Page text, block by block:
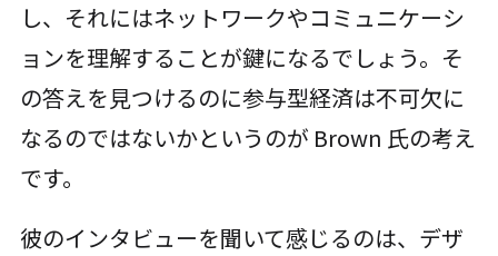
し、それにはネットワークやコミュニケーシ
ョンを理解することが鍵になるでしょう。そ
の答えを見つけるのに参与型経済は不可欠に
なるのではないかというのが Brown 氏の考え
です。
彼のインタビューを聞いて感じるのは、デザ